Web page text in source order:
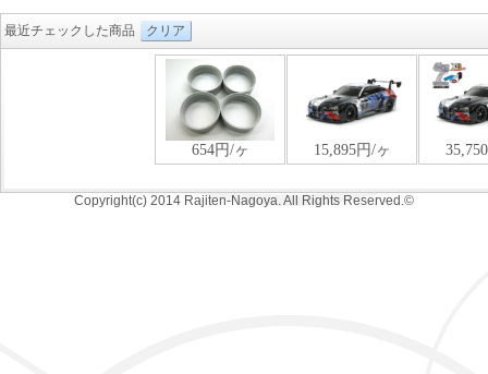
最近チェックした商品 クリア
Copyright(c) 2014 Rajiten-Nagoya. All Rights Reserved.©